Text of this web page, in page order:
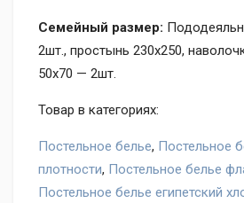
Семейный размер:
2шт., простынь 230х250,
50х70 — 2шт.
Товар в категориях:
Постельное белье, Постельное
плотности, Постельное белье
Постельное белье египетский